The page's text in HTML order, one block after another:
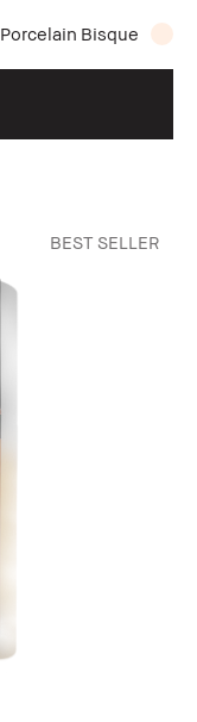
Porcelain Bisque
BEST SELLER